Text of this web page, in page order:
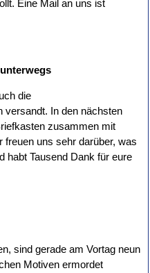
Eine Mail an uns ist
die
versandt. In den nächsten
zusammen mit
freuen uns sehr darüber, was
habt Tausend Dank für eure
sind gerade am Vortag neun
Motiven ermordet